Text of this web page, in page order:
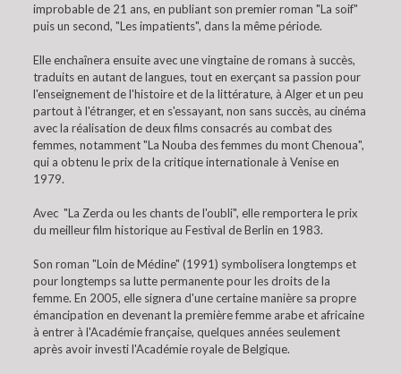
improbable de 21 ans, en publiant son premier roman "La soif"
puis un second, "Les impatients", dans la même période.
Elle enchaînera ensuite avec une vingtaine de romans à succès,
traduits en autant de langues, tout en exerçant sa passion pour
l'enseignement de l'histoire et de la littérature, à Alger et un peu
partout à l'étranger, et en s'essayant, non sans succès, au cinéma
avec la réalisation de deux films consacrés au combat des
femmes, notamment "La Nouba des femmes du mont Chenoua",
qui a obtenu le prix de la critique internationale à Venise en
1979.
Avec "La Zerda ou les chants de l'oubli", elle remportera le prix
du meilleur film historique au Festival de Berlin en 1983.
Son roman "Loin de Médine" (1991) symbolisera longtemps et
pour longtemps sa lutte permanente pour les droits de la
femme. En 2005, elle signera d'une certaine manière sa propre
émancipation en devenant la première femme arabe et africaine
à entrer à l'Académie française, quelques années seulement
après avoir investi l'Académie royale de Belgique.